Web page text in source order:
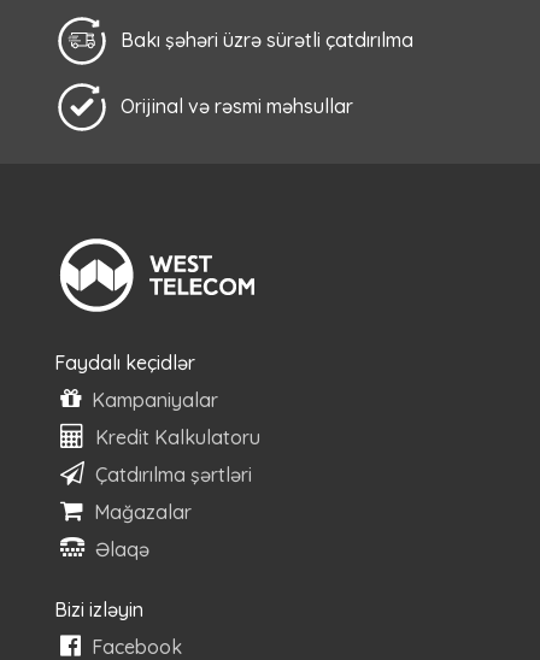
Bakı şəhəri üzrə sürətli çatdırılma
Orijinal və rəsmi məhsullar
Faydalı keçidlər
Kampaniyalar
Kredit Kalkulatoru
Çatdırılma şərtləri
Mağazalar
Əlaqə
Bizi izləyin
Facebook